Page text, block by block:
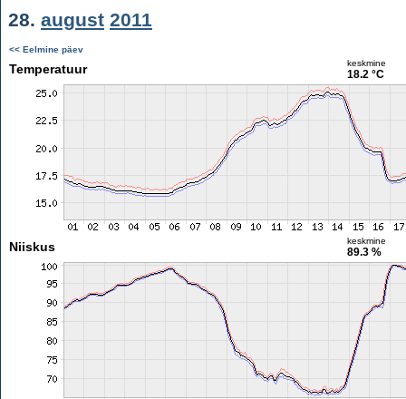
28. august 2011
<< Eelmine päev
Temperatuur keskmine
18.2 °C
Niiskus keskmine
89.3 %